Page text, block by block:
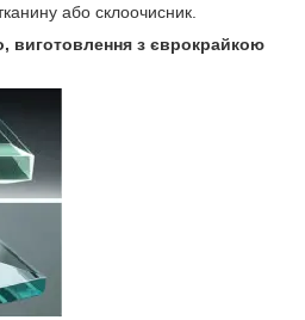
або склоочисник.
виготовлення з єврокрайкою